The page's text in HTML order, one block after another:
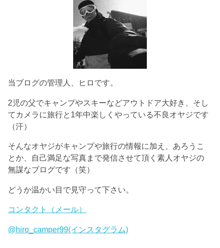
当ブログの管理人、ヒロです。
2児の父でキャンプやスキーなどアウトドア大好き、そし
てカメラに旅行と1年中楽しくやっている不良オヤジです
（汗）
そんなオヤジがキャンプや旅行の情報に加え、あろうこ
とか、自己満足な写真まで発信させて頂く素人オヤジの
無謀なブログです（笑）
どうか温かい目で見守って下さい。
コンタクト（メール）
@hiro_camper99(インスタグラム)